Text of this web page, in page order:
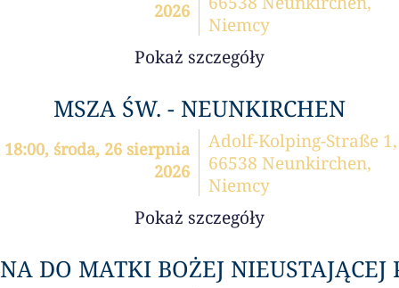
2026
Niemcy
Pokaż szczegóły
MSZA ŚW. - NEUNKIRCHEN
18:00, środa, 26 sierpnia
2026
Adolf-Kolping-Straße 1,
66538 Neunkirchen,
Niemcy
Pokaż szczegóły
DO MATKI BOŻEJ NIEUSTAJĄCEJ